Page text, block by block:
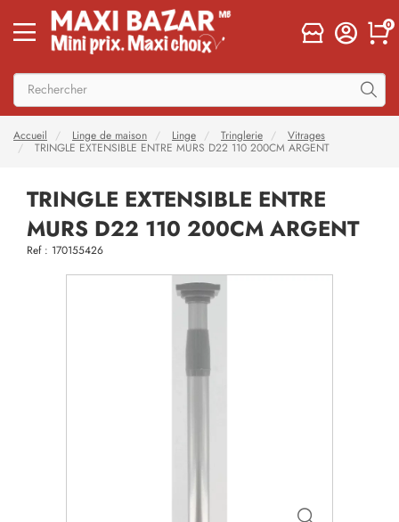
0
Accueil Linge de maison Linge Tringlerie
Vitrages
TRINGLE EXTENSIBLE ENTRE MURS D22 110 200CM ARGENT
TRINGLE EXTENSIBLE ENTRE
MURS D22 110 200CM ARGENT
Ref : 170155426